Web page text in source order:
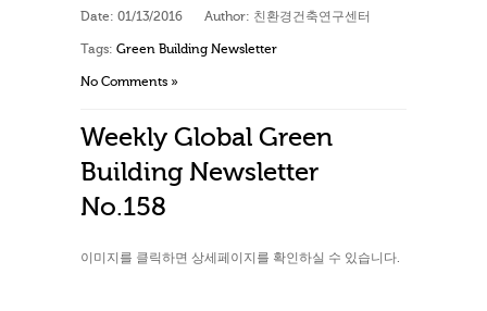
Date: 01/13/2016 Author: 친환경건축연구센터
Tags: Green Building Newsletter
No Comments »
Weekly Global Green
Building Newsletter
No.158
이미지를 클릭하면 상세페이지를 확인하실 수 있습니다.